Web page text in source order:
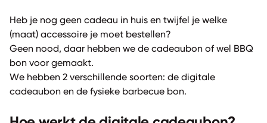
Heb je nog geen cadeau in huis en twijfel je welke
(maat) accessoire je moet bestellen?
Geen nood, daar hebben we de cadeaubon of wel BBQ
bon voor gemaakt.
We hebben 2 verschillende soorten: de digitale
cadeaubon en de fysieke barbecue bon.